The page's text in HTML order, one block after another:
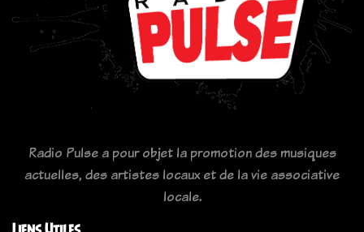
Radio Pulse a pour objet la promotion des musiques
actuelles, des artistes locaux et de la vie associative
locale.